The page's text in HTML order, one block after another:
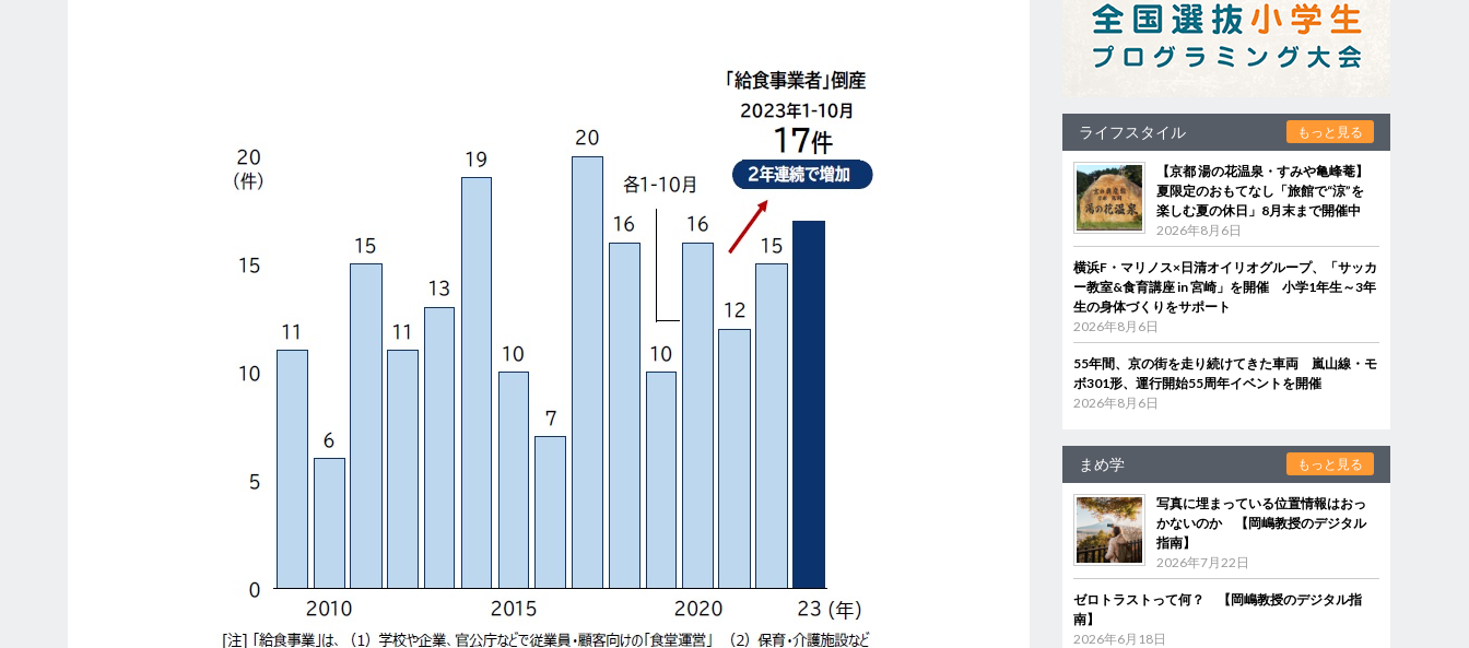
ライフスタイル もっと見る
【京都 湯の花温泉・すみや亀峰菴】
夏限定のおもてなし「旅館で“涼”を
楽しむ夏の休日」8月末まで開催中
2026年8月6日
横浜F・マリノス×日清オイリオグループ、「サッカ
ー教室&食育講座 in 宮崎」を開催 小学1年生～3年
生の身体づくりをサポート
2026年8月6日
55年間、京の街を走り続けてきた車両 嵐山線・モ
ボ301形、運行開始55周年イベントを開催
2026年8月6日
まめ学 もっと見る
写真に埋まっている位置情報はおっ
かないのか 【岡嶋教授のデジタル
指南】
2026年7月22日
ゼロトラストって何？ 【岡嶋教授のデジタル指
南】
2026年6月18日